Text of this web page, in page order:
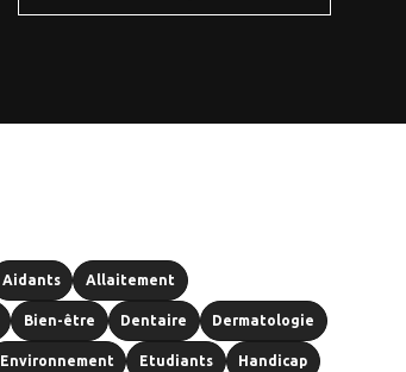
Aidants Allaitement
Bien-être Dentaire Dermatologie
Environnement Etudiants Handicap